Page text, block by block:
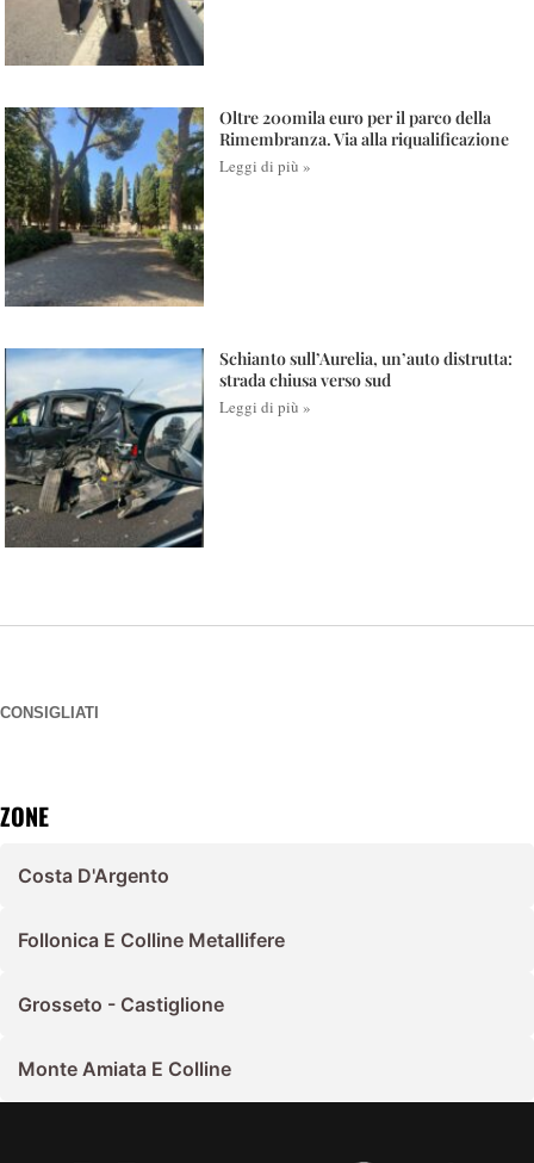
Oltre 200mila euro per il parco della
Rimembranza. Via alla riqualificazione
Leggi di più »
Schianto sull’Aurelia, un’auto distrutta:
strada chiusa verso sud
Leggi di più »
CONSIGLIATI
ZONE
Costa D'Argento
Follonica E Colline Metallifere
Grosseto - Castiglione
Monte Amiata E Colline